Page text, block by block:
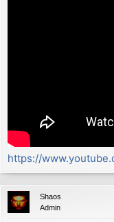
https://
Shaos
Admin